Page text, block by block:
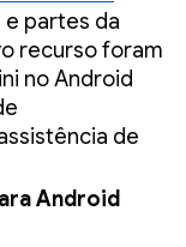
partes da
recurso foram
no Android
de
Android